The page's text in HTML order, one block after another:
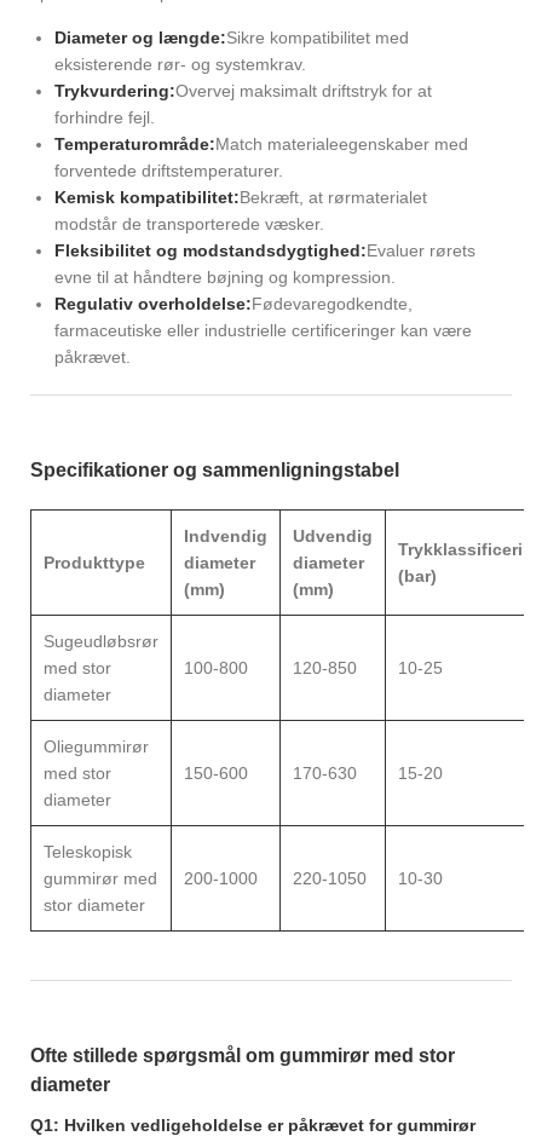
Diameter og længde:Sikre kompatibilitet med
eksisterende rør- og systemkrav.
Trykvurdering:Overvej maksimalt driftstryk for at
forhindre fejl.
Temperaturområde:Match materialeegenskaber med
forventede driftstemperaturer.
Kemisk kompatibilitet:Bekræft, at rørmaterialet
modstår de transporterede væsker.
Fleksibilitet og modstandsdygtighed:Evaluer rørets
evne til at håndtere bøjning og kompression.
Regulativ overholdelse:Fødevaregodkendte,
farmaceutiske eller industrielle certificeringer kan være
påkrævet.
Specifikationer og sammenligningstabel
Produkttype
Indvendig
diameter
(mm)
Udvendig
diameter
(mm)
(bar)
Sugeudløbsrør
med stor
diameter
100-800 120-850 10-25
Oliegummirør
med stor
diameter
150-600 170-630 15-20
Teleskopisk
gummirør med
stor diameter
200-1000 220-1050 10-30
Ofte stillede spørgsmål om gummirør med stor
diameter
Q1: Hvilken vedligeholdelse er påkrævet for gummirør